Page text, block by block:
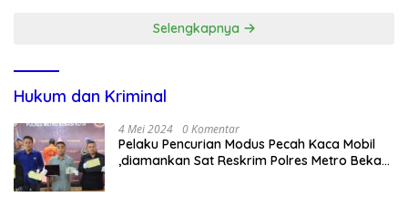
Selengkapnya
Hukum dan Kriminal
4 Mei 2024 0 Komentar
Pelaku Pencurian Modus Pecah Kaca Mobil
,diamankan Sat Reskrim Polres Metro Bekasi